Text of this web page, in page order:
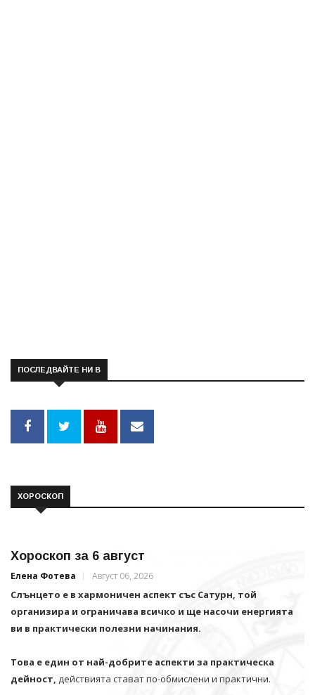
ПОСЛЕДВАЙТЕ НИ В
ХОРОСКОП
Хороскоп за 6 август
Елена Фотева Август 06, 2026
Слънцето е в хармоничен аспект със Сатурн, той
организира и ограничава всичко и щe насочи енергията
ви в практически полезни начинания.
Това е един от най-добрите аспекти за практическа
дейност, действията стават по-обмислени и практични.